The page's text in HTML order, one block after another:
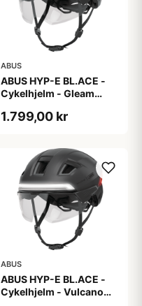
ABUS
ABUS HYP-E BL.ACE -
Cykelhjelm - Gleam
1.799,00 kr
ABUS
ABUS HYP-E BL.ACE -
Cykelhjelm - Vulcano